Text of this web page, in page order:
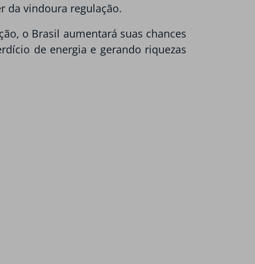
da vindoura regulação.
o Brasil aumentará suas chances
de energia e gerando riquezas